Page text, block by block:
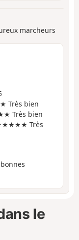
marcheurs
Très bien
Très bien
Très
le